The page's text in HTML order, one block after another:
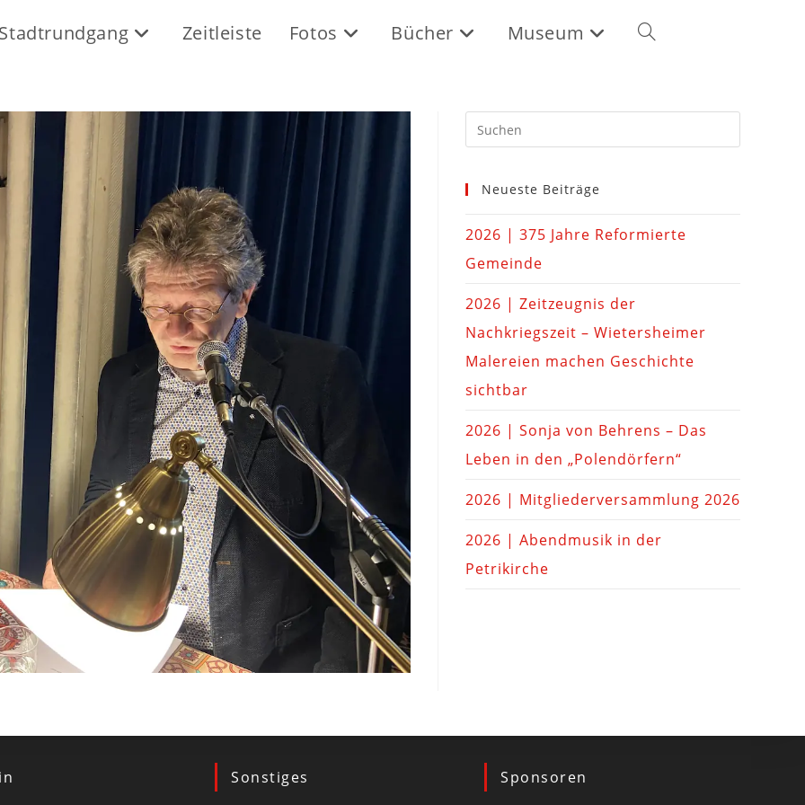
Zeitleiste Fotos Bücher Museum
Neueste Beiträge
2026 | 375 Jahre Reformierte
Gemeinde
2026 | Zeitzeugnis der
Nachkriegszeit – Wietersheimer
Malereien machen Geschichte
sichtbar
2026 | Sonja von Behrens – Das
Leben in den „Polendörfern“
2026 | Mitgliederversammlung 2026
2026 | Abendmusik in der
Petrikirche
Sonstiges Sponsoren